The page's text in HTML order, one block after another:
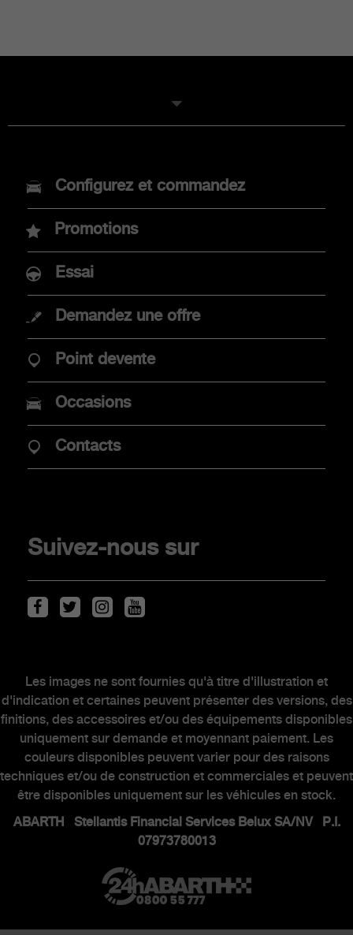
MODELES
Nouvelle Abarth 600e
Abarth 500e
ACHAT
Promotions
Mobilité électrique
Véhicules de stock
Scorpionship
Entretien des véhicules
Contacter un concessionnaire
MONDE ABARTH
Heritage
Series speciales
Configurez et commandez
Promotions
Essai
Demandez une offre
Point devente
Occasions
Contacts
Suivez-nous sur
Les images ne sont fournies qu'à titre d'illustration et
d'indication et certaines peuvent présenter des versions, des
finitions, des accessoires et/ou des équipements disponibles
uniquement sur demande et moyennant paiement. Les
couleurs disponibles peuvent varier pour des raisons
techniques et/ou de construction et commerciales et peuvent
être disponibles uniquement sur les véhicules en stock.
ABARTH Stellantis Financial Services Belux SA/NV P.I.
07973780013